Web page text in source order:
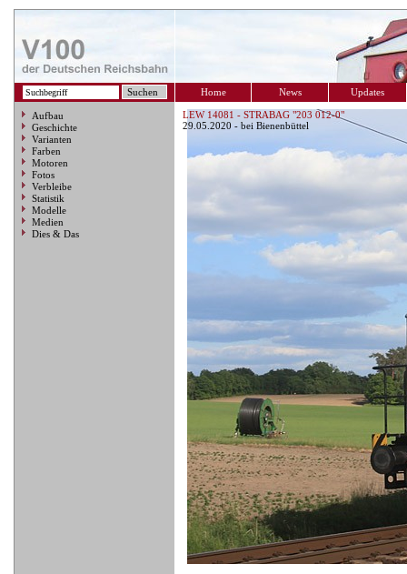
Home News Updates
Aufbau
Geschichte
Varianten
Farben
Motoren
Fotos
Verbleibe
Statistik
Modelle
Medien
Dies & Das
LEW 14081 - STRABAG "203 012-0"
29.05.2020 - bei Bienenbüttel